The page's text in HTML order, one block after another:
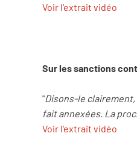
Voir l'extrait vidéo
Sur les sanctions
"Disons-le clairement,
fait annexées. La
Voir l'extrait vidéo